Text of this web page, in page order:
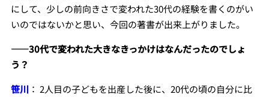
にして、少しの前向きさで変われた30代の経験を書くのがい
いのではないかと思い、今回の著書が出来上がりました。
――30代で変われた大きなきっかけはなんだったのでしょ
う？
笹川 ： 2人目の子どもを出産した後に、20代の頃の自分に比